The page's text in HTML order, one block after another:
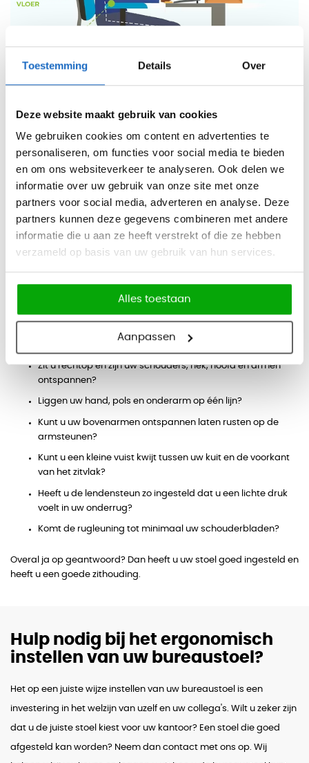
Toestemming Details Over
Deze website maakt gebruik van cookies
We gebruiken cookies om content en advertenties te
personaliseren, om functies voor social media te bieden
en om ons websiteverkeer te analyseren. Ook delen we
informatie over uw gebruik van onze site met onze
partners voor social media, adverteren en analyse. Deze
partners kunnen deze gegevens combineren met andere
informatie die u aan ze heeft verstrekt of die ze hebben
verzameld op basis van uw gebruik van hun services.
Alles toestaan
Aanpassen
Checklist "Hoe stel ik mijn
bureaustoel in?":
beeldscherm 50 centimeter?
Zit u rechtop en zijn uw schouders, nek, hoofd en armen
ontspannen?
Liggen uw hand, pols en onderarm op één lijn?
Kunt u uw bovenarmen ontspannen laten rusten op de
armsteunen?
Kunt u een kleine vuist kwijt tussen uw kuit en de voorkant
van het zitvlak?
Heeft u de lendensteun zo ingesteld dat u een lichte druk
voelt in uw onderrug?
Komt de rugleuning tot minimaal uw schouderbladen?
Overal ja op geantwoord? Dan heeft u uw stoel goed ingesteld en
heeft u een goede zithouding.
Hulp nodig bij het ergonomisch
instellen van uw bureaustoel?
Het op een juiste wijze instellen van uw bureaustoel is een
investering in het welzijn van uzelf en uw collega's. Wilt u zeker zijn
dat u de juiste stoel kiest voor uw kantoor? Een stoel die goed
afgesteld kan worden? Neem dan contact met ons op. Wij